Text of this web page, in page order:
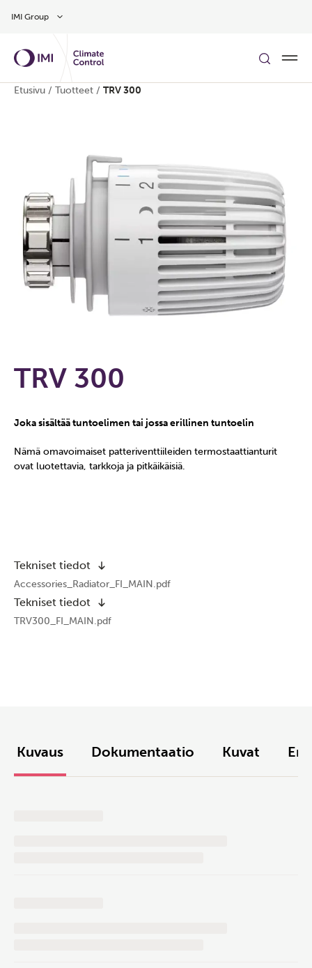
IMI Group
Etusivu / Tuotteet / TRV 300
TRV 300
Joka sisältää tuntoelimen tai jossa erillinen tuntoelin
Nämä omavoimaiset patteriventtiileiden termostaattianturit
ovat luotettavia, tarkkoja ja pitkäikäisiä.
Tekniset tiedot
Accessories_Radiator_FI_MAIN.pdf
Tekniset tiedot
TRV300_FI_MAIN.pdf
Kuvaus Dokumentaatio Kuvat